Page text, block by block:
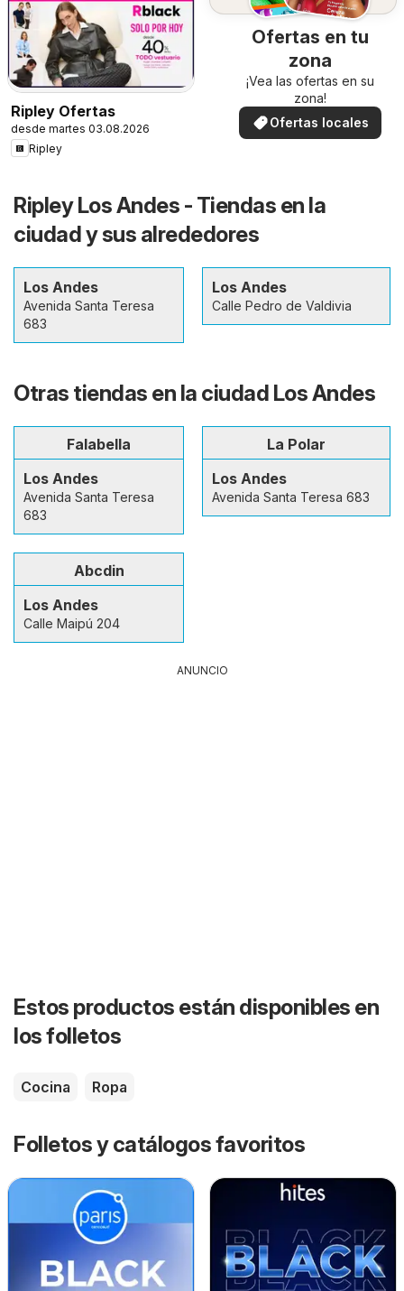
Ripley Ofertas
desde martes 03.08.2026
Ripley
Ofertas en tu
zona
¡Vea las ofertas en su
zona!
Ofertas locales
Ripley Los Andes - Tiendas en la
ciudad y sus alrededores
Los Andes
Avenida Santa Teresa
683
Los Andes
Calle Pedro de Valdivia
Otras tiendas en la ciudad Los Andes
Falabella
Los Andes
Avenida Santa Teresa
683
La Polar
Los Andes
Avenida Santa Teresa 683
Abcdin
Los Andes
Calle Maipú 204
ANUNCIO
Estos productos están disponibles en
los folletos
Cocina Ropa
Folletos y catálogos favoritos